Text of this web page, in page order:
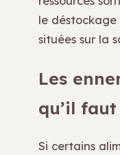
le déstockage
situées sur la
Les
qu’il
Si certains